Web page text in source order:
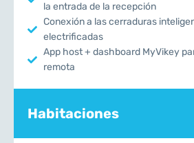
la entrada de la recepción
Conexión a las cerraduras
electrificadas
App host + dashboard MyVikey
remota
Habitaciones